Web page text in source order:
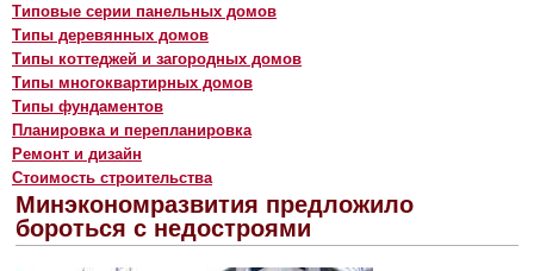
Типовые серии панельных домов
Типы деревянных домов
Типы коттеджей и загородных домов
Типы многоквартирных домов
Типы фундаментов
Планировка и перепланировка
Ремонт и дизайн
Стоимость строительства
Минэкономразвития предложило
бороться с недостроями